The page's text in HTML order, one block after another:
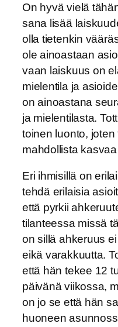
On hyvä vielä
sana lisää
olla tietenkin
ole ainoastaan
vaan laiskuus on
mielentila ja
on ainoastana
ja mielentilasta.
toinen luonto,
mahdollista
Eri ihmisillä on
tehdä erilaisia
että pyrkii
tilanteessa missä
on sillä ahkeruus
eikä varakkuutta.
että hän tekee 12
päivänä viikossa,
on jo se että hän
huoneen